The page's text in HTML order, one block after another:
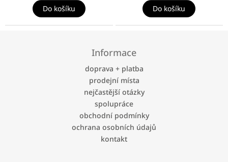
Do košíku
Do košíku
Informace
doprava + platba
prodejní místa
nejčastější otázky
spolupráce
obchodní podmínky
ochrana osobních údajů
kontakt